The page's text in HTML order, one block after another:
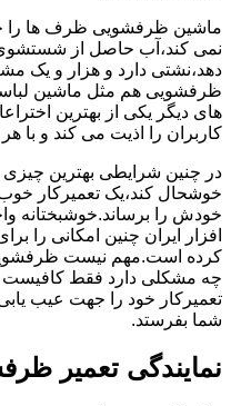
ماشین ظرفشویی ظرف ها
نمی کند،آب حاصل از
دهد،نشتی دارد و هزار و یک
ظرفشویی هم مثل ماشین
های دیگر یکی از بهترین
کاربران را اذیت می کند و با
در چنین شرایطی بهترین چیزی
خوشحال کند،یک تعمیرکار
خودش را برساند.خوشبختانه
افزار ایران چنین امکانی را
کرده است.مهم نیست
چه مشکلی دارد فقط کافیست
تعمیرکار خود را جهت عیب
شما بفرستد.
نمایندگی تعمیر